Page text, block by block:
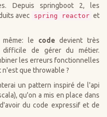
Depuis springboot 2, les
avec
spring reactor et
le code devient très
de gérer du métier.
les erreurs fonctionnelles
que throwable ?
un pattern inspiré de l'api
qu'on a mis en place dans
du code expressif et de